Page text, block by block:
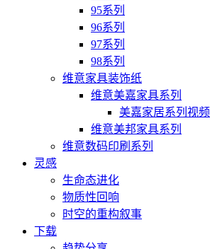
95系列
96系列
97系列
98系列
维意家具装饰纸
维意美嘉家具系列
美嘉家居系列视频
维意美邦家具系列
维意数码印刷系列
灵感
生命态进化
物质性回响
时空的重构叙事
下载